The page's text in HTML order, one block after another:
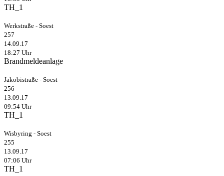
TH_1
Werkstraße - Soest
257
14.09.17
18:27 Uhr
Brandmeldeanlage
Jakobistraße - Soest
256
13.09.17
09:54 Uhr
TH_1
Wisbyring - Soest
255
13.09.17
07:06 Uhr
TH_1